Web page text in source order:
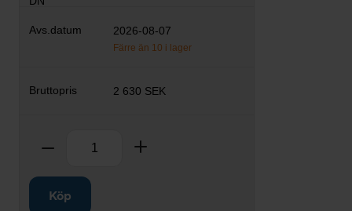
2026-08-07
Färre än 10 i lager
2 630 SEK
Ta bort
Köp